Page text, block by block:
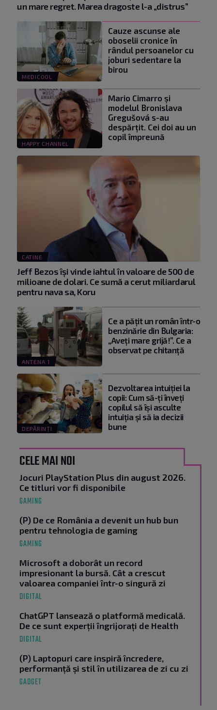
un mare regret. Marea dragoste l-a „distrus”
MEDICOOL
Cauze ascunse ale
oboselii cronice în
rândul persoanelor cu
joburi sedentare la
birou
HAPPY CHANNEL
Mario Cimarro și
modelul Bronislava
Gregušová s-au
despărțit. Cei doi au un
copil împreună
CATINE
Jeff Bezos își vinde iahtul în valoare de 500 de
milioane de dolari. Ce sumă a cerut miliardarul
pentru nava sa, Koru
ANTENA 1
Ce a pățit un român într-o
benzinărie din Bulgaria:
„Aveți mare grijă!”. Ce a
observat pe chitanță
DEPĂRINȚI
Dezvoltarea intuiției la
copii: Cum să-ți înveți
copilul să își asculte
intuiția și să ia decizii
bune
CELE MAI NOI
Jocuri PlayStation Plus din august 2026.
Ce titluri vor fi disponibile
GAMING
(P) De ce România a devenit un hub bun
pentru tehnologia de gaming
GAMING
Microsoft a doborât un record
impresionant la bursă. Cât a crescut
valoarea companiei într-o singură zi
DIGITAL
ChatGPT lansează o platformă medicală.
De ce sunt experții îngrijorați de Health
DIGITAL
(P) Laptopuri care inspiră încredere,
performanță și stil în utilizarea de zi cu zi
GADGET